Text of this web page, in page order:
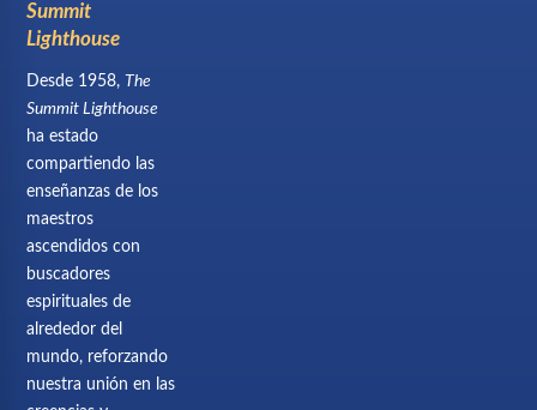
Summit
Lighthouse
Desde 1958, The
Summit Lighthouse
ha estado
compartiendo las
enseñanzas de los
maestros
ascendidos con
buscadores
espirituales de
alrededor del
mundo, reforzando
nuestra unión en las